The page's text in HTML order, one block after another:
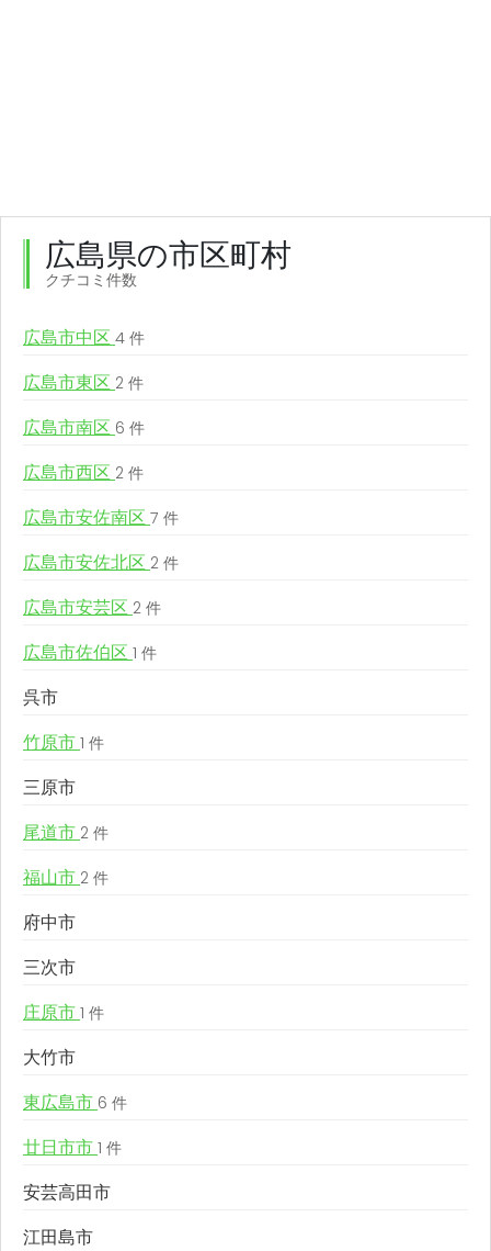
広島県の市区町村
クチコミ件数
広島市中区 4 件
広島市東区 2 件
広島市南区 6 件
広島市西区 2 件
広島市安佐南区 7 件
広島市安佐北区 2 件
広島市安芸区 2 件
広島市佐伯区 1 件
呉市
竹原市 1 件
三原市
尾道市 2 件
福山市 2 件
府中市
三次市
庄原市 1 件
大竹市
東広島市 6 件
廿日市市 1 件
安芸高田市
江田島市